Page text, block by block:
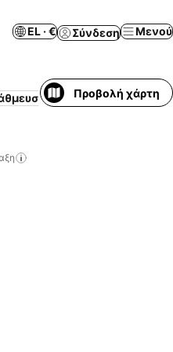
EL · € Σύνδεση Μενού
Πισίνα Κλιματισμός
Προβολή χάρτη